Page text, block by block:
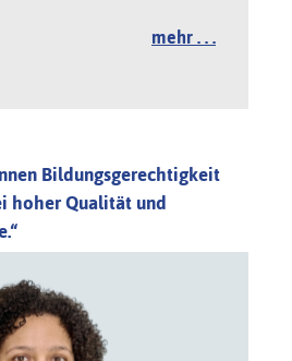
mehr . . .
Bildungsgerechtigkeit
hoher Qualität und